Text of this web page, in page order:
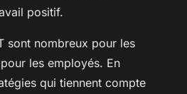
positif.
sont nombreux pour les
les employés. En
qui tiennent compte